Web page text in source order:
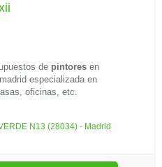
de pintores en
especializada en
oficinas, etc.
N13 (28034) - Madrid